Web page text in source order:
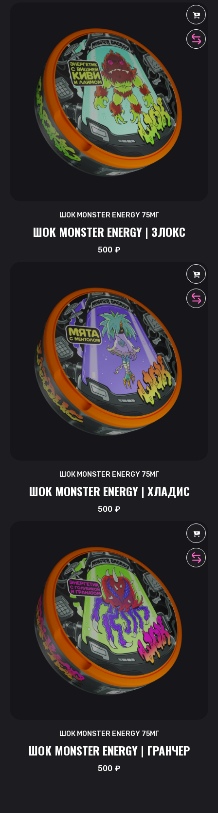
ШОК MONSTER ENERGY 75МГ
ШОК MONSTER ENERGY | ЗЛОКС
500₽
ШОК MONSTER ENERGY 75МГ
ШОК MONSTER ENERGY | ХЛАДИС
500₽
ШОК MONSTER ENERGY 75МГ
ШОК MONSTER ENERGY | ГРАНЧЕР
500₽